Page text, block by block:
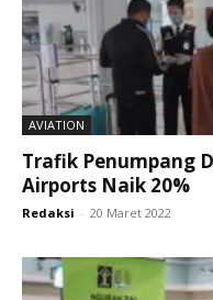
AVIATION
Trafik Penumpang
Airports Naik 20%
Redaksi - 20 Maret 2022